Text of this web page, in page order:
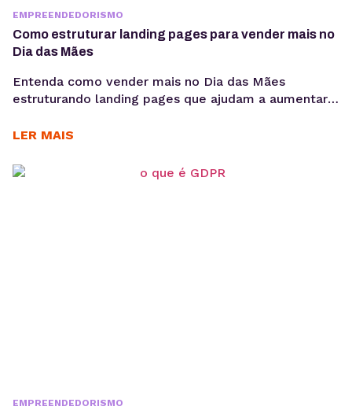
EMPREENDEDORISMO
Como estruturar landing pages para vender mais no
Dia das Mães
Entenda como vender mais no Dia das Mães
estruturando landing pages que ajudam a aumentar
sustentar campanhas com apoio de performance e
com maior potencial para campanhas promocionais e
LER MAIS
EMPREENDEDORISMO